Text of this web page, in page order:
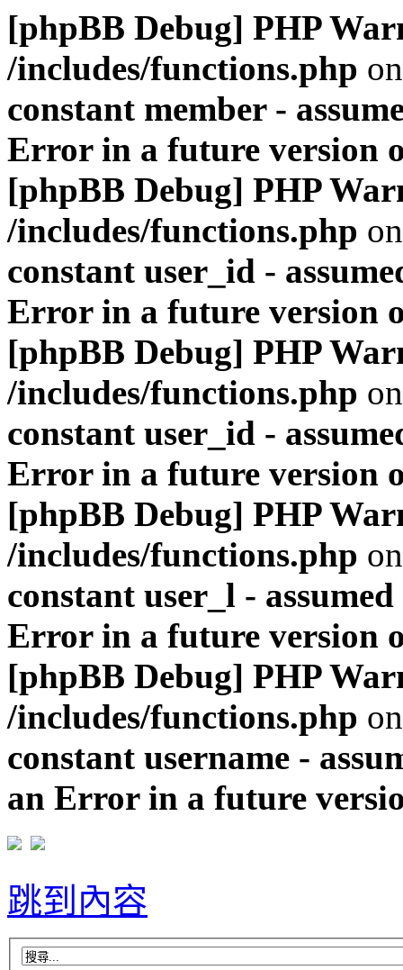
[phpBB Debug] PHP
/includes/functions.php
constant member -
Error in a future version
[phpBB Debug] PHP
/includes/functions.php
constant user_id -
Error in a future version
[phpBB Debug] PHP
/includes/functions.php
constant user_id -
Error in a future version
[phpBB Debug] PHP
/includes/functions.php
constant user_l -
Error in a future version
[phpBB Debug] PHP
/includes/functions.php
constant username -
an Error in a future
跳到內容